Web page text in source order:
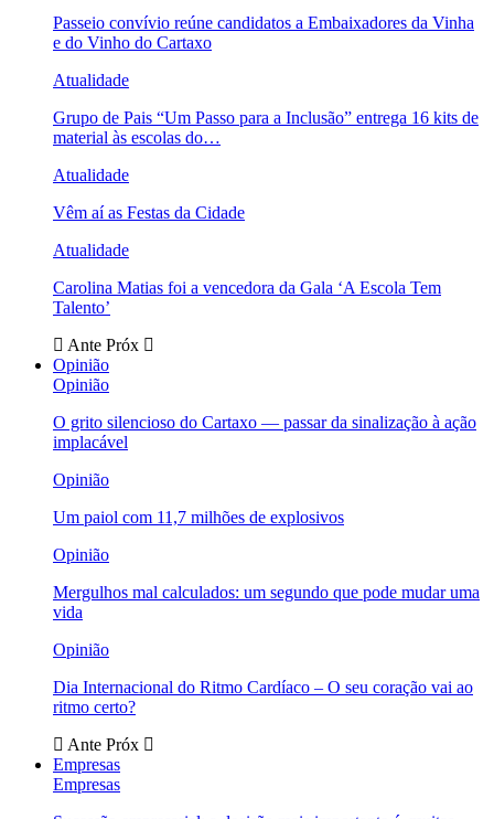
Passeio convívio reúne candidatos a Embaixadores da Vinha
e do Vinho do Cartaxo
Atualidade
Grupo de Pais “Um Passo para a Inclusão” entrega 16 kits de
material às escolas do…
Atualidade
Vêm aí as Festas da Cidade
Atualidade
Carolina Matias foi a vencedora da Gala ‘A Escola Tem
Talento’
Ante Próx
Opinião
Opinião
O grito silencioso do Cartaxo — passar da sinalização à ação
implacável
Opinião
Um paiol com 11,7 milhões de explosivos
Opinião
Mergulhos mal calculados: um segundo que pode mudar uma
vida
Opinião
Dia Internacional do Ritmo Cardíaco – O seu coração vai ao
ritmo certo?
Ante Próx
Empresas
Empresas